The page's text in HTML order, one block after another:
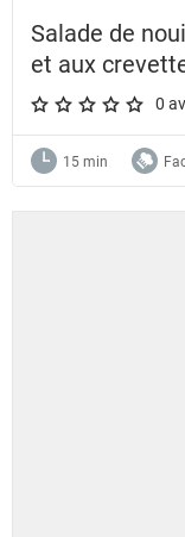
Salade de
et aux
A star rating of 0
0
15 min